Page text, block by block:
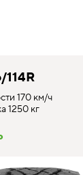
114R
170 км/ч
1250 кг